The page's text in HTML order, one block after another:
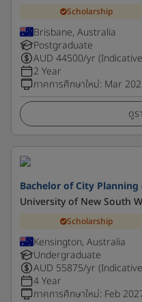
Scholarship
Brisbane, Australia
Postgraduate
AUD 44500/yr
2 Year
ภาคการศึกษาใหม่: Mar
ดูร
Bachelor of City
University of New South
Scholarship
Kensington, Australia
Undergraduate
AUD 55875/yr
4 Year
ภาคการศึกษาใหม่: Feb